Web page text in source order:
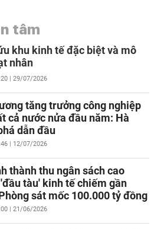
tâm
khu kinh tế đặc biệt và mô
nhân
| 29/07/2026
tăng trưởng công nghiệp
cả nước nửa đầu năm: Hà
dẫn đầu
| 12/07/2026
thành thu ngân sách cao
tàu' kinh tế chiếm gần
sát mốc 100.000 tỷ đồng
| 21/06/2026